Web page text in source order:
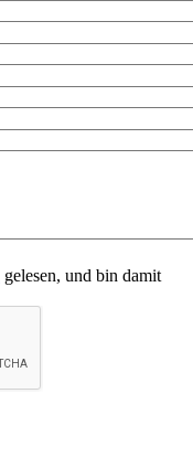
gelesen, und bin damit